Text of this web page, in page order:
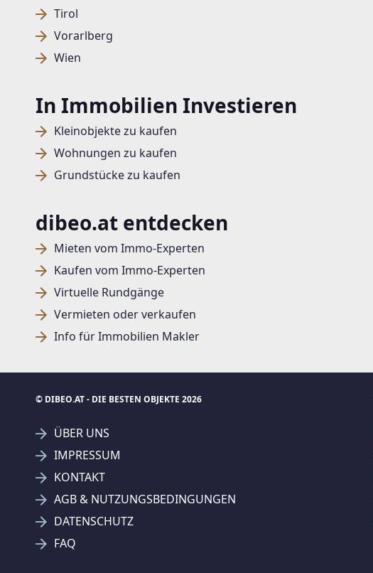
Tirol
Vorarlberg
Wien
In Immobilien Investieren
Kleinobjekte zu kaufen
Wohnungen zu kaufen
Grundstücke zu kaufen
dibeo.at entdecken
Mieten vom Immo-Experten
Kaufen vom Immo-Experten
Virtuelle Rundgänge
Vermieten oder verkaufen
Info für Immobilien Makler
© DIBEO.AT - DIE BESTEN OBJEKTE 2026
ÜBER UNS
IMPRESSUM
KONTAKT
AGB & NUTZUNGSBEDINGUNGEN
DATENSCHUTZ
FAQ